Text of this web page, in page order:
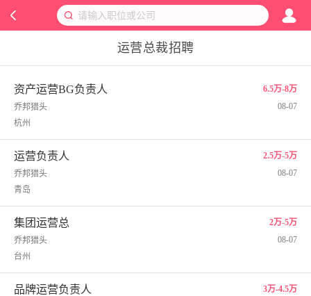
运营总裁招聘
资产运营BG负责人
6.5万-8万
乔邦猎头
08-07
杭州
运营负责人
2.5万-5万
乔邦猎头
08-07
青岛
集团运营总
2万-5万
乔邦猎头
08-07
台州
品牌运营负责人
3万-4.5万